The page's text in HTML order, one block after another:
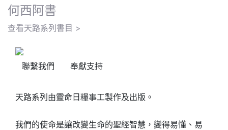
何西阿書
查看天路系列書目 >
聯繫我們 奉獻支持
天路系列由靈命日糧事工製作及出版。
我們的使命是讓改變生命的聖經智慧，變得易懂、易